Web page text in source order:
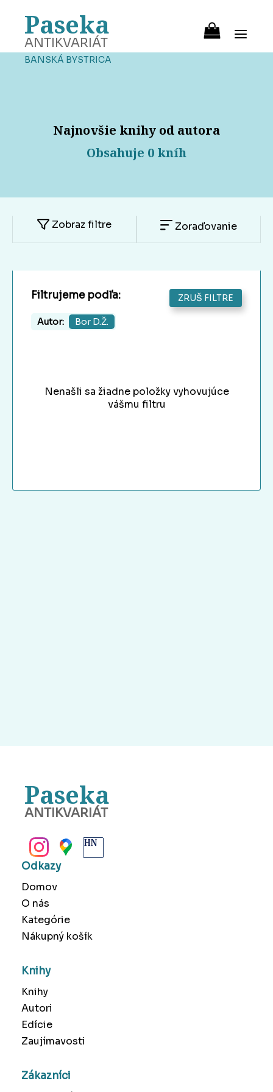
Paseka
ANTIKVARIÁT
BANSKÁ BYSTRICA
Najnovšie knihy od autora
Obsahuje 0 kníh
Zobraz filtre Zoraďovanie
Filtrujeme podľa: ZRUŠ FILTRE
Autor: Bor D.Ž.
Nenašli sa žiadne položky vyhovujúce
vášmu filtru
Paseka
ANTIKVARIÁT
Odkazy
Domov
O nás
Kategórie
Nákupný košík
Knihy
Knihy
Autori
Edície
Zaujímavosti
Zákazníci